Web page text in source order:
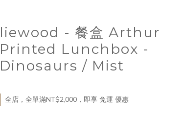
liewood - 餐盒 Arthur
Printed Lunchbox -
Dinosaurs / Mist
全店，全單滿NT$2,000，即享 免運 優惠